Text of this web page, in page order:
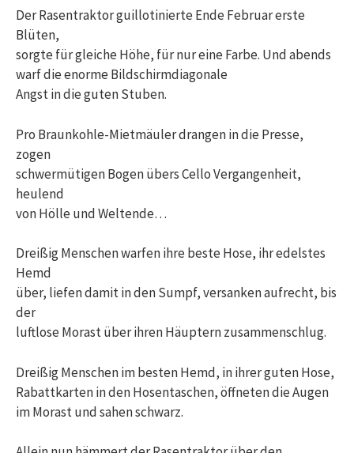
Der Rasentraktor guillotinierte Ende Februar erste
Blüten,
sorgte für gleiche Höhe, für nur eine Farbe. Und abends
warf die enorme Bildschirmdiagonale
Angst in die guten Stuben.
Pro Braunkohle-Mietmäuler drangen in die Presse,
zogen
schwermütigen Bogen übers Cello Vergangenheit,
heulend
von Hölle und Weltende…
Dreißig Menschen warfen ihre beste Hose, ihr edelstes
Hemd
über, liefen damit in den Sumpf, versanken aufrecht, bis
der
luftlose Morast über ihren Häuptern zusammenschlug.
Dreißig Menschen im besten Hemd, in ihrer guten Hose,
Rabattkarten in den Hosentaschen, öffneten die Augen
im Morast und sahen schwarz.